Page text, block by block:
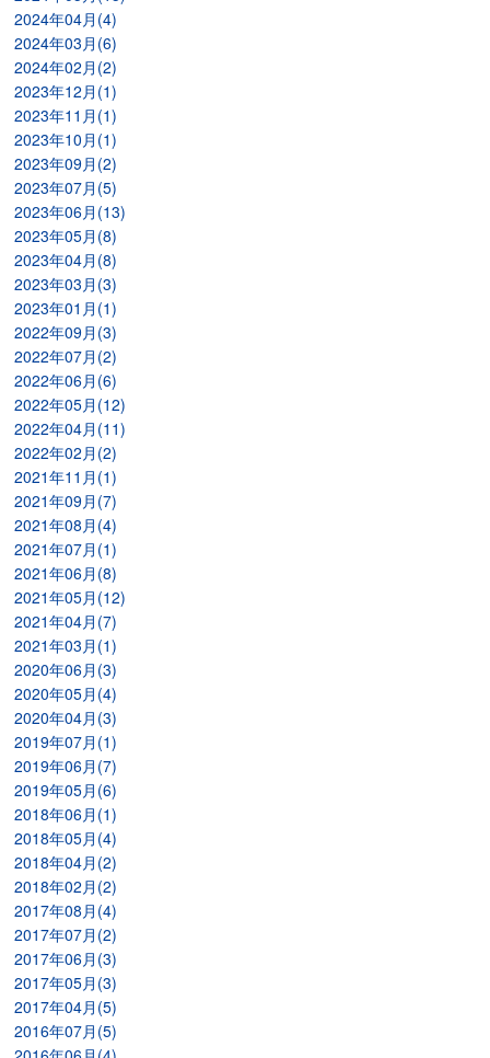
2024年04月(4)
2024年03月(6)
2024年02月(2)
2023年12月(1)
2023年11月(1)
2023年10月(1)
2023年09月(2)
2023年07月(5)
2023年06月(13)
2023年05月(8)
2023年04月(8)
2023年03月(3)
2023年01月(1)
2022年09月(3)
2022年07月(2)
2022年06月(6)
2022年05月(12)
2022年04月(11)
2022年02月(2)
2021年11月(1)
2021年09月(7)
2021年08月(4)
2021年07月(1)
2021年06月(8)
2021年05月(12)
2021年04月(7)
2021年03月(1)
2020年06月(3)
2020年05月(4)
2020年04月(3)
2019年07月(1)
2019年06月(7)
2019年05月(6)
2018年06月(1)
2018年05月(4)
2018年04月(2)
2018年02月(2)
2017年08月(4)
2017年07月(2)
2017年06月(3)
2017年05月(3)
2017年04月(5)
2016年07月(5)